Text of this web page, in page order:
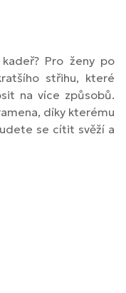
Pro ženy po
střihu, které
na více způsobů.
díky kterému
se cítit svěží a